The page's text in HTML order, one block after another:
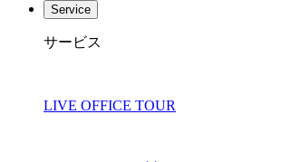
Service
サービス
LIVE OFFICE TOUR